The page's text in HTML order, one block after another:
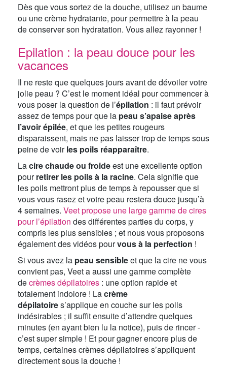
Dès que vous sortez de la douche, utilisez un baume
ou une crème hydratante, pour permettre à la peau
de conserver son hydratation. Vous allez rayonner !
Epilation : la peau douce pour les
vacances
Il ne reste que quelques jours avant de dévoiler votre
jolie peau ? C’est le moment idéal pour commencer à
vous poser la question de l’épilation : il faut prévoir
assez de temps pour que la peau s’apaise après
l’avoir épilée, et que les petites rougeurs
disparaissent, mais ne pas laisser trop de temps sous
peine de voir les poils réapparaître.
Lacire chaude ou froideest une excellente option
pour retirer les poils à la racine. Cela signifie que
les poils mettront plus de temps à repousser que si
vous vous rasez et votre peau restera douce jusqu’à
4 semaines. Veet propose une large gamme de cires
pour l’épilation des différentes parties du corps, y
compris les plus sensibles ; et nous vous proposons
également des vidéos pourvous à la perfection !
Si vous avez la peau sensibleet que la cire ne vous
convient pas, Veet a aussi une gamme complète
decrèmes dépilatoires : une option rapide et
totalement indolore ! Lacrème
dépilatoires’applique en couche sur les poils
indésirables ; il suffit ensuite d’attendre quelques
minutes (en ayant bien lu la notice), puis de rincer -
c’est super simple ! Et pour gagner encore plus de
temps, certaines crèmes dépilatoires s’appliquent
directement sous la douche !